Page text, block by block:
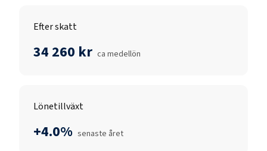
Efter skatt
34 260 kr ca medellön
Lönetillväxt
+4.0% senaste året